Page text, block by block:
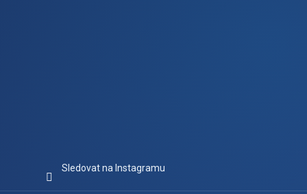
Sledovat na Instagramu